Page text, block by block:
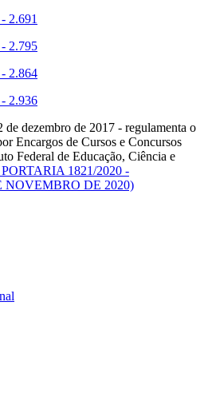
2.691
2.795
2.864
2.936
dezembro de 2017 - regulamenta o
Encargos de Cursos e Concursos
Federal de Educação, Ciência e
PORTARIA 1821/2020 -
NOVEMBRO DE 2020)